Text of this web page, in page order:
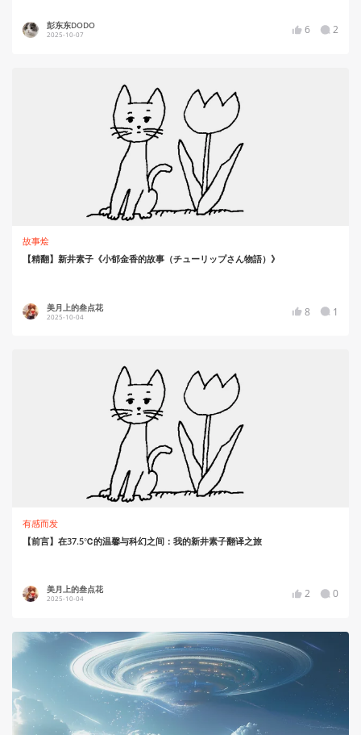
彭东东DODO
2025-10-07 6 2
故事烩
【精翻】新井素子《小郁金香的故事（チューリップさん物語）》
美月上的叁点花
2025-10-04 8 1
有感而发
【前言】在37.5℃的温馨与科幻之间：我的新井素子翻译之旅
美月上的叁点花
2025-10-04 2 0